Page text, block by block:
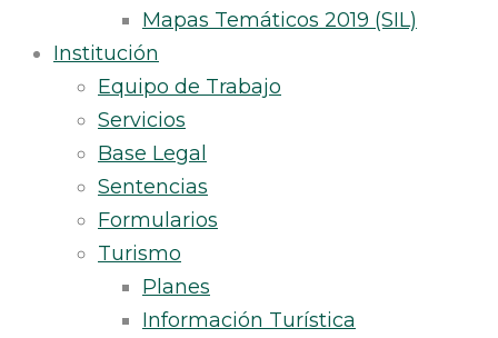
Mapas Temáticos 2019 (SIL)
Institución
Equipo de Trabajo
Servicios
Base Legal
Sentencias
Formularios
Turismo
Planes
Información Turística